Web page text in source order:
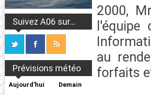
Suivez A06 sur...
Prévisions météo
Aujourd'hui Demain
2000,
au
forfaits